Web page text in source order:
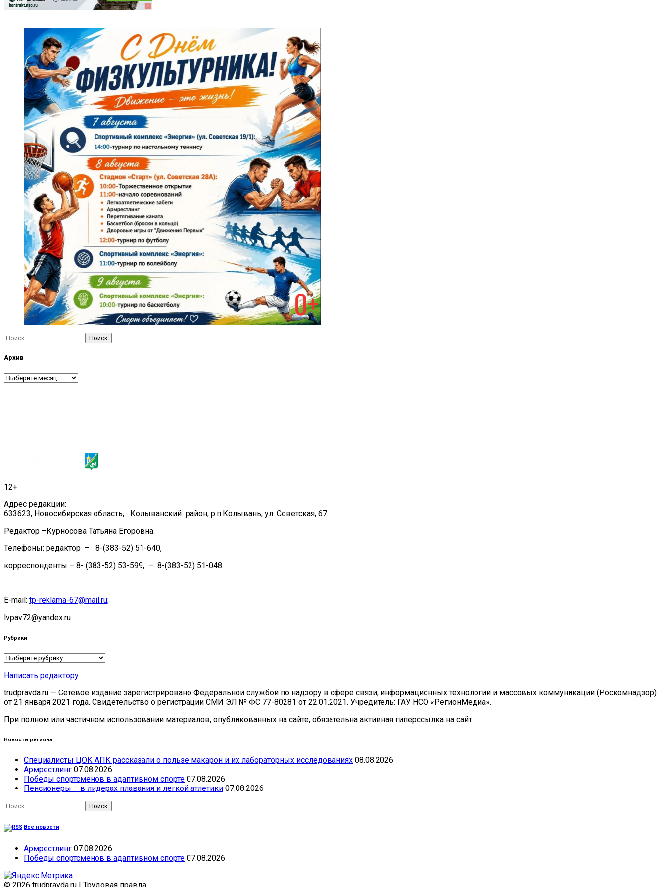
Найти:
Архив
Архив
12+
Адрес редакции:
633623, Новосибирская область, Колыванский район, р.п.Колывань, ул. Советская, 67
Редактор –Курносова Татьяна Егоровна.
Телефоны: редактор – 8-(383-52) 51-640,
корреспонденты – 8- (383-52) 53-599, – 8-(383-52) 51-048.
E-mail: tp-reklama-67@mail.ru;
lvpav72@yandex.ru
Рубрики
Рубрики
Написать редактору
trudpravda.ru — Сетевое издание зарегистрировано Федеральной службой по надзору в сфере связи, информационных технологий и массовых коммуникаций (Роскомнадзор)
от 21 января 2021 года. Свидетельство о регистрации СМИ ЭЛ № ФС 77-80281 от 22.01.2021. Учредитель: ГАУ НСО «РегионМедиа».
При полном или частичном использовании материалов, опубликованных на сайте, обязательна активная гиперссылка на сайт.
Новости региона
Специалисты ЦОК АПК рассказали о пользе макарон и их лабораторных исследованиях 08.08.2026
Армрестлинг 07.08.2026
Победы спортсменов в адаптивном спорте 07.08.2026
Пенсионеры – в лидерах плавания и легкой атлетики 07.08.2026
Найти:
Все новости
Армрестлинг 07.08.2026
Победы спортсменов в адаптивном спорте 07.08.2026
© 2026 trudpravda.ru Трудовая правда